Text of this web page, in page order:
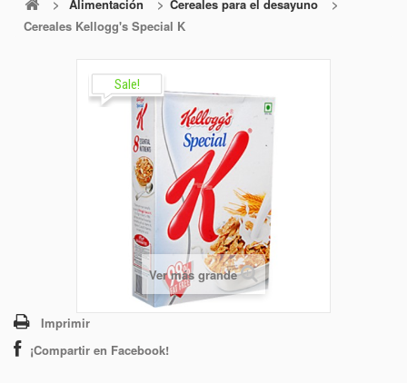
ALIMENTACIÓN
CARNICERÍA Y CHARCUTERÍA
> Alimentación > Cereales para el desayuno
>
Cereales Kellogg's Special K
Sale!
Ver más grande
Imprimir
¡Compartir en Facebook!